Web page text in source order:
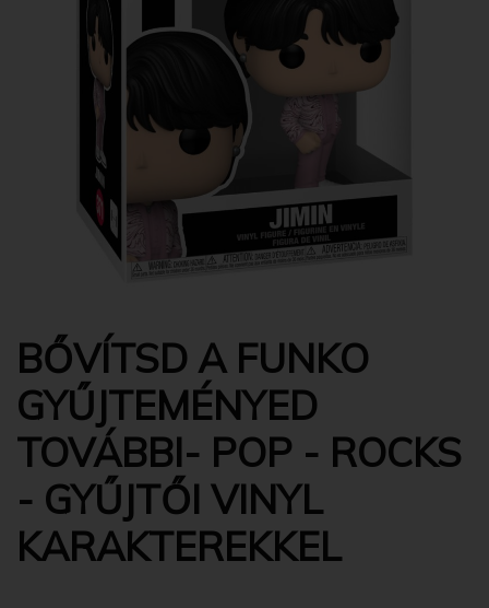
BŐVÍTSD A FUNKO
GYŰJTEMÉNYED
TOVÁBBI- POP - ROCKS
- GYŰJTŐI VINYL
KARAKTEREKKEL